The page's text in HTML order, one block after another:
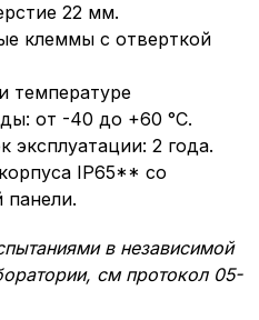
22 мм.
клеммы с отверткой
температуре
от -40 до +60 °С.
эксплуатации: 2 года.
IP65** со
панели.
в независимой
см протокол 05-